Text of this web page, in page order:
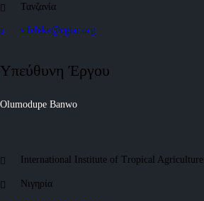
Τανζανία
s.feleke@cgiar.org
Υπεύθυνη Έργου
Olumodupe Banwo
International Institute of Tropical Agriculture
Νιγηρία